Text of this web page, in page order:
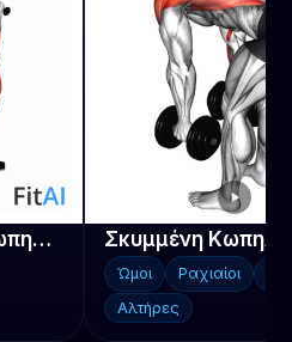
Καλώδιο Κάθετη Κωπηλατική Κίνηση
Ώμοι Ραχιαίοι
Αλτήρες